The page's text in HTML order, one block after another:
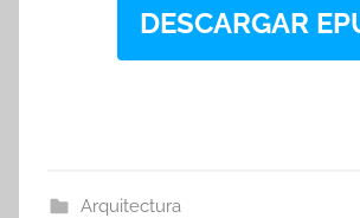
DESCARGAR
Arquitectura